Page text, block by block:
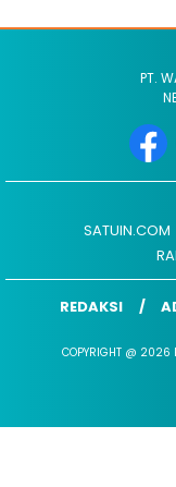
PT.
SATUIN.COM
REDAKSI
COPYRIGHT @ 2026